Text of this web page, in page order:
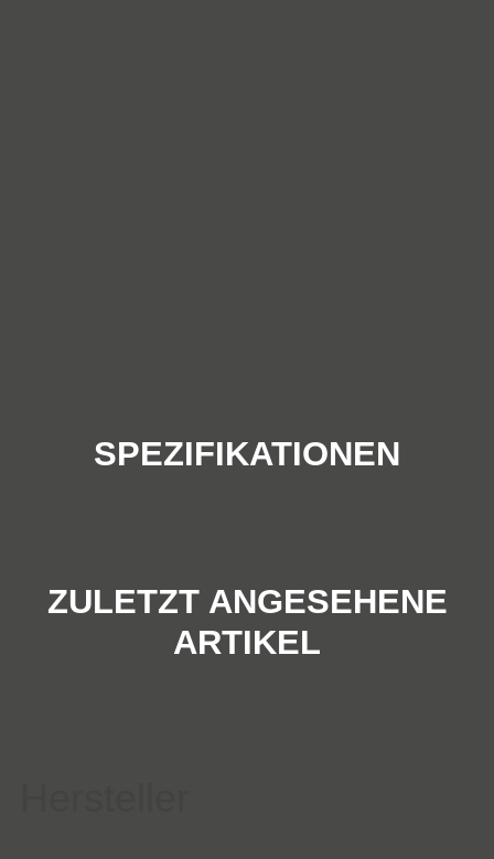
SPEZIFIKATIONEN
ZULETZT ANGESEHENE
ARTIKEL